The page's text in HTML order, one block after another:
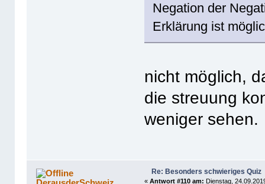
Negation der
Erklärung ist
nicht möglich,
die streuung
weniger sehen.
Re: Besonders schwieriges Quiz
«Antwort #110 am: Dienstag,